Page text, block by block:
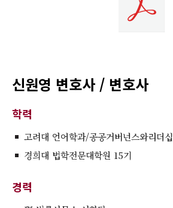
신원영 변호사 / 변호사
학력
고려대 언어학과/공공거버넌스와리더십
경희대 법학전문대학원 15기
경력